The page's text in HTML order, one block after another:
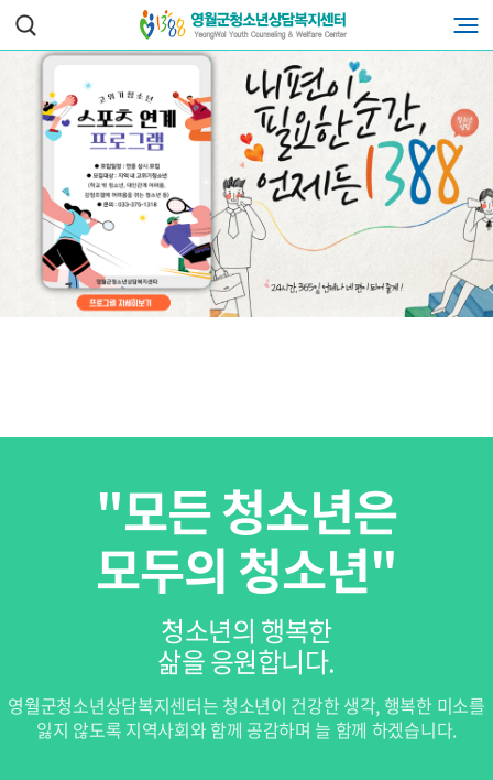
"모든 청소년은
모두의 청소년"
청소년의 행복한
삶을 응원합니다.
영월군청소년상담복지센터는 청소년이 건강한 생각, 행복한 미소를
잃지 않도록 지역사회와 함께 공감하며 늘 함께 하겠습니다.